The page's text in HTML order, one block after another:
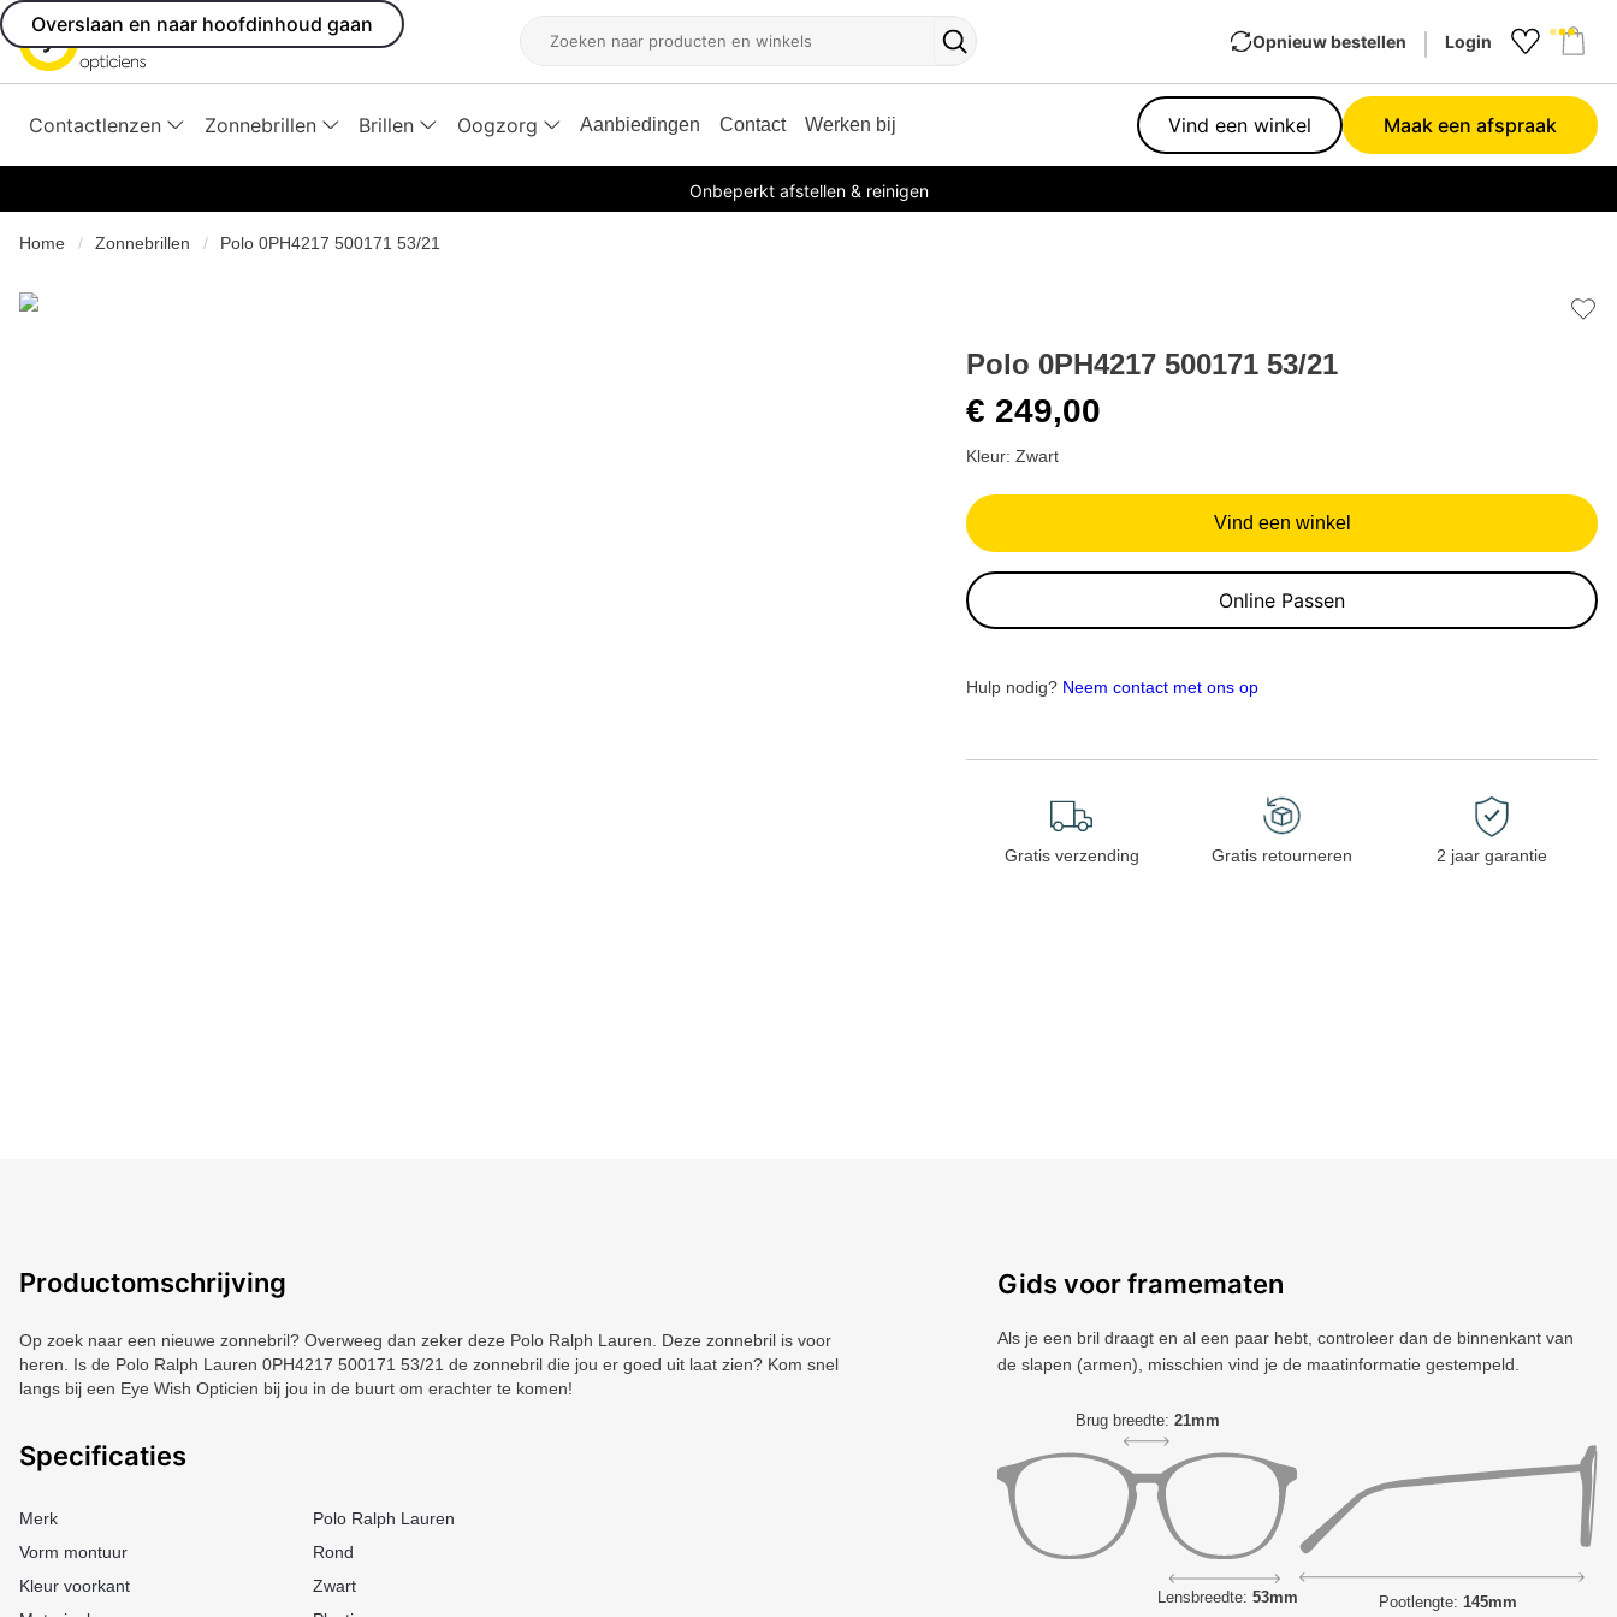
Overslaan en naar hoofdinhoud gaan
Zoeken
Zoekknop
Opnieuw bestellen Login
Contactlenzen Zonnebrillen Brillen Oogzorg Aanbiedingen Contact Werken bij Vind een winkel Maak een afspraak
Onbeperkt afstellen & reinigen
Home Zonnebrillen Polo 0PH4217 500171 53/21
Polo 0PH4217 500171 53/21
€ 249,00
Kleur: Zwart
Vind een winkel
Online Passen
Hulp nodig? Neem contact met ons op
Gratis verzending Gratis retourneren 2 jaar garantie
Productomschrijving
Op zoek naar een nieuwe zonnebril? Overweeg dan zeker deze Polo Ralph Lauren. Deze zonnebril is voor
heren. Is de Polo Ralph Lauren 0PH4217 500171 53/21 de zonnebril die jou er goed uit laat zien? Kom snel
langs bij een Eye Wish Opticien bij jou in de buurt om erachter te komen!
Specificaties
Merk
Polo Ralph Lauren
Vorm montuur
Rond
Kleur voorkant
Zwart
Gids voor framematen
Als je een bril draagt ​​en al een paar hebt, controleer dan de binnenkant van
de slapen (armen), misschien vind je de maatinformatie gestempeld.
Brug breedte: 21mm
Lensbreedte: 53mm Pootlengte: 145mm